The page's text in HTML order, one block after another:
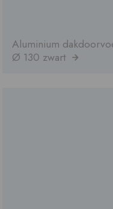
Aluminium
Ø 130 zwart